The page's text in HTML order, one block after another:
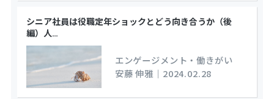
シニア社員は役職定年ショックとどう向き合うか（後
編）人…
エンゲージメント・働きがい
安藤 伸雅 ｜ 2024.02.28